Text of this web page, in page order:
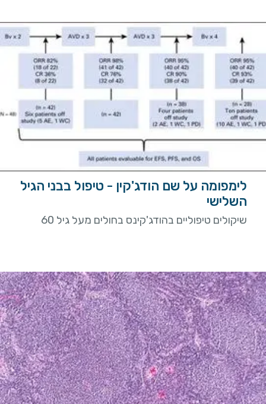
לימפומה על שם הודג'קין - טיפול בבני הגיל
השלישי
שיקולים טיפוליים בהודג'קינס בחולים מעל גיל 60